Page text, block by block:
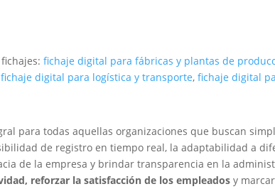
fichajes:fichaje digital para fábricas y plantas de
fichaje digital para logística y transporte,fichaje digital
para todas aquellas organizaciones que buscan
de registro en tiempo real, la adaptabilidad a
de la empresa y brindar transparencia en la
reforzar la satisfacción de los empleados y